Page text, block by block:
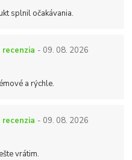
splnil očakávania.
- 09. 08. 2026
a rýchle.
- 09. 08. 2026
vrátim.